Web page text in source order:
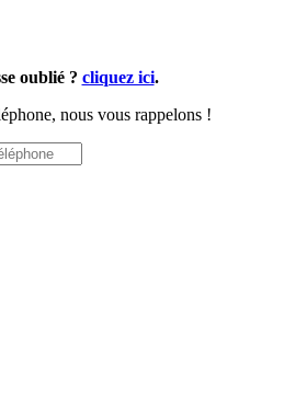
oublié ? cliquez ici.
nous vous rappelons !